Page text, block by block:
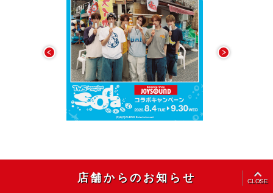
店舗からのお知らせ CLOSE